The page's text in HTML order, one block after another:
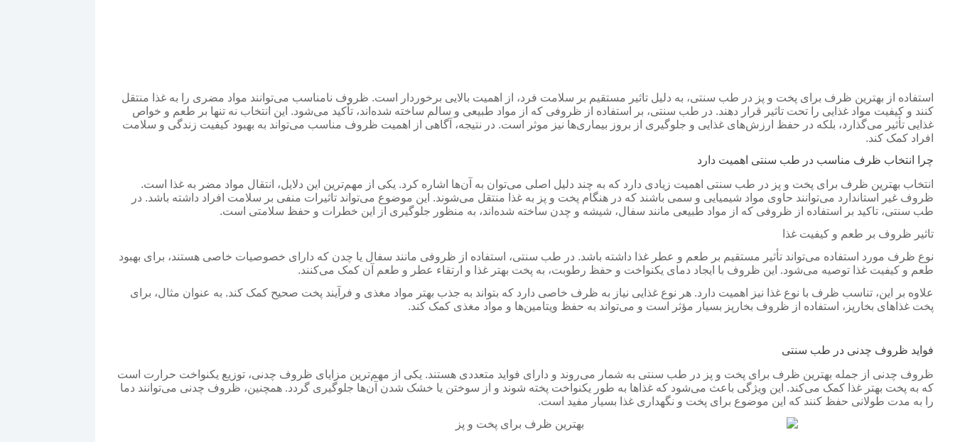
استفاده از بهترین ظرف برای پخت و پز در طب سنتی، به دلیل تاثیر مستقیم بر سلامت فرد، از اهمیت بالایی برخوردار است. ظروف نامناسب می‌توانند مواد مضری را به غذا منتقل
کنند و کیفیت مواد غذایی را تحت تاثیر قرار دهند. در طب سنتی، بر استفاده از ظروفی که از مواد طبیعی و سالم ساخته شده‌اند، تأکید می‌شود. این انتخاب نه تنها بر طعم و خواص
غذایی تأثیر می‌گذارد، بلکه در حفظ ارزش‌های غذایی و جلوگیری از بروز بیماری‌ها نیز موثر است. در نتیجه، آگاهی از اهمیت ظروف مناسب می‌تواند به بهبود کیفیت زندگی و سلامت
افراد کمک کند.
چرا انتخاب ظرف مناسب در طب سنتی اهمیت دارد
انتخاب بهترین ظرف برای پخت و پز در طب سنتی اهمیت زیادی دارد که به چند دلیل اصلی می‌توان به آن‌ها اشاره کرد. یکی از مهم‌ترین این دلایل، انتقال مواد مضر به غذا است.
ظروف غیر استاندارد می‌توانند حاوی مواد شیمیایی و سمی باشند که در هنگام پخت و پز به غذا منتقل می‌شوند. این موضوع می‌تواند تاثیرات منفی بر سلامت افراد داشته باشد. در
طب سنتی، تاکید بر استفاده از ظروفی که از مواد طبیعی مانند سفال، شیشه و چدن ساخته شده‌اند، به منظور جلوگیری از این خطرات و حفظ سلامتی است.
تاثیر ظروف بر طعم و کیفیت غذا
نوع ظرف مورد استفاده می‌تواند تأثیر مستقیم بر طعم و عطر غذا داشته باشد. در طب سنتی، استفاده از ظروفی مانند سفال یا چدن که دارای خصوصیات خاصی هستند، برای بهبود
طعم و کیفیت غذا توصیه می‌شود. این ظروف با ایجاد دمای یکنواخت و حفظ رطوبت، به پخت بهتر غذا و ارتقاء عطر و طعم آن کمک می‌کنند.
علاوه بر این، تناسب ظرف با نوع غذا نیز اهمیت دارد. هر نوع غذایی نیاز به ظرف خاصی دارد که بتواند به جذب بهتر مواد مغذی و فرآیند پخت صحیح کمک کند. به عنوان مثال، برای
پخت غذاهای بخارپز، استفاده از ظروف بخارپز بسیار مؤثر است و می‌تواند به حفظ ویتامین‌ها و مواد مغذی کمک کند.
فواید ظروف چدنی در طب سنتی
ظروف چدنی از جمله بهترین ظرف برای پخت و پز در طب سنتی به شمار می‌روند و دارای فواید متعددی هستند. یکی از مهم‌ترین مزایای ظروف چدنی، توزیع یکنواخت حرارت است
که به پخت بهتر غذا کمک می‌کند. این ویژگی باعث می‌شود که غذاها به طور یکنواخت پخته شوند و از سوختن یا خشک شدن آن‌ها جلوگیری گردد. همچنین، ظروف چدنی می‌توانند دما
را به مدت طولانی حفظ کنند که این موضوع برای پخت و نگهداری غذا بسیار مفید است.